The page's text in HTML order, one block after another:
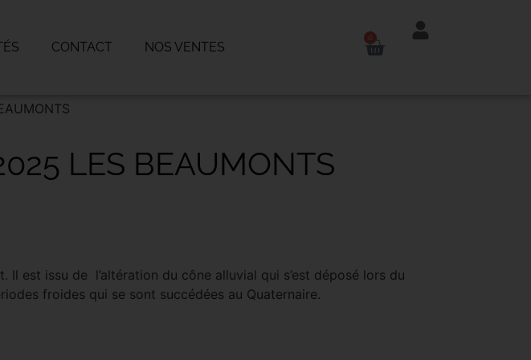
CONTACT NOS VENTES
LES BEAUMONTS
est issu de l’altération du cône alluvial qui s’est déposé lors du
froides qui se sont succédées au Quaternaire.